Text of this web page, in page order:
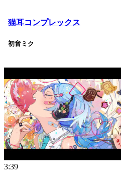
猫耳コンプレックス
初音ミク
3:39